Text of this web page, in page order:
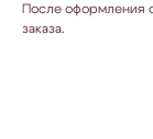
После оформления
заказа.